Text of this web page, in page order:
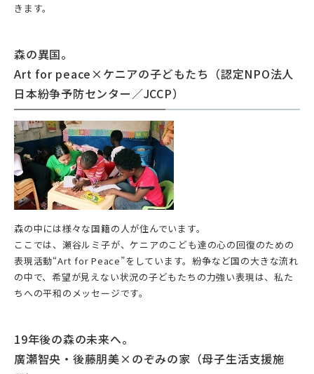
きます。
森の異国。
Art for peace×ケニアの子どもたち（認定NPO法人
日本紛争予防センター／JCCP）
森の中には様々な国籍の人が住んでいます。
ここでは、瀬谷ルミ子が、ケニアのこども達の心の回復のための
表現活動“Art for Peace”をしています。紛争など国の大きな流れ
の中で、希望が見えない状況の子どもたちの力強い表現は、私た
ちへの平和のメッセージです。
19年後の森の未来へ。
廣瀬智央・後藤朋美×のぞみの家（母子生活支援施